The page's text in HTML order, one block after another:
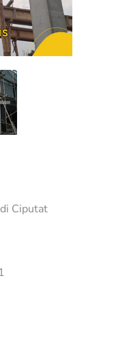
Ciputat